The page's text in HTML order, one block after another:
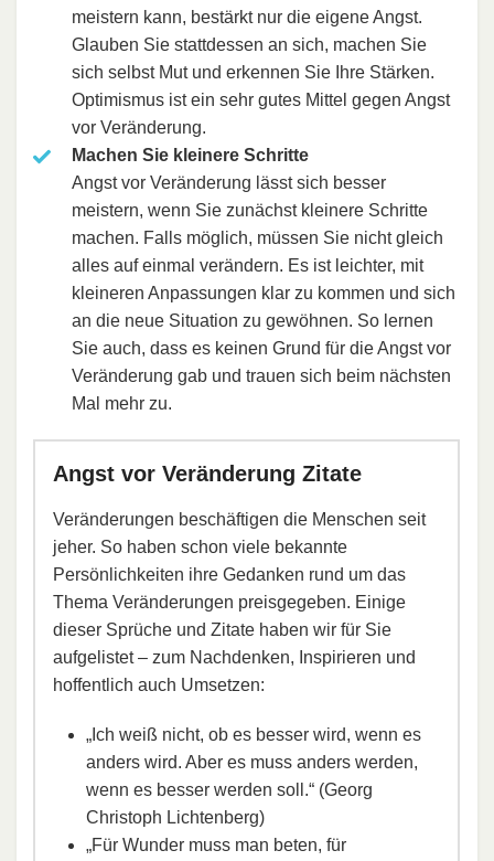
meistern kann, bestärkt nur die eigene Angst.
Glauben Sie stattdessen an sich, machen Sie
sich selbst Mut und erkennen Sie Ihre Stärken.
Optimismus ist ein sehr gutes Mittel gegen Angst
vor Veränderung.
Machen Sie kleinere Schritte
Angst vor Veränderung lässt sich besser
meistern, wenn Sie zunächst kleinere Schritte
machen. Falls möglich, müssen Sie nicht gleich
alles auf einmal verändern. Es ist leichter, mit
kleineren Anpassungen klar zu kommen und sich
an die neue Situation zu gewöhnen. So lernen
Sie auch, dass es keinen Grund für die Angst vor
Veränderung gab und trauen sich beim nächsten
Mal mehr zu.
Angst vor Veränderung Zitate
Veränderungen beschäftigen die Menschen seit
jeher. So haben schon viele bekannte
Persönlichkeiten ihre Gedanken rund um das
Thema Veränderungen preisgegeben. Einige
dieser Sprüche und Zitate haben wir für Sie
aufgelistet – zum Nachdenken, Inspirieren und
hoffentlich auch Umsetzen:
„Ich weiß nicht, ob es besser wird, wenn es
anders wird. Aber es muss anders werden,
wenn es besser werden soll.“ (Georg
Christoph Lichtenberg)
„Für Wunder muss man beten, für